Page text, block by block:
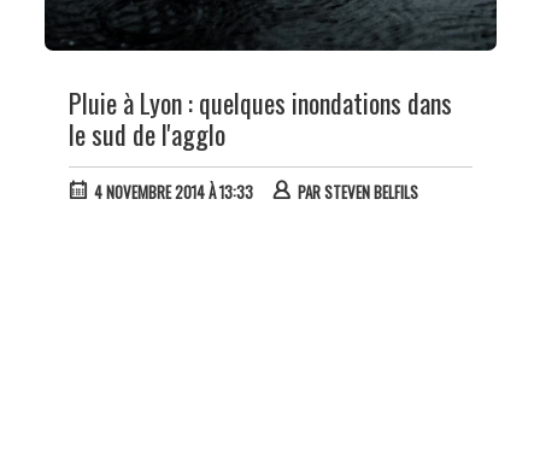
Pluie à Lyon : quelques inondations dans
le sud de l'agglo
4 NOVEMBRE 2014 À 13:33 PARSTEVEN BELFILS